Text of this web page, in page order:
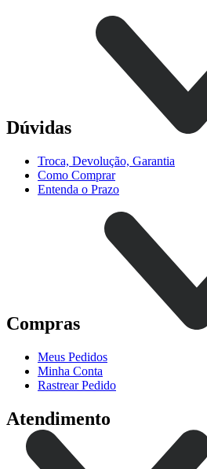
Dúvidas
Troca, Devolução, Garantia
Como Comprar
Entenda o Prazo
Compras
Meus Pedidos
Minha Conta
Rastrear Pedido
Atendimento